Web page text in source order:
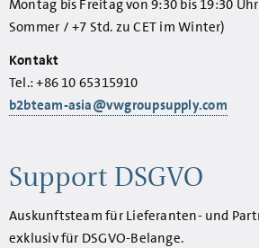
Montag bis Freitag von 9:30 bis 19:30 Uhr
Sommer / +7 Std. zu CET im Winter)
Kontakt
Tel.: +86 10 65315910
b2bteam-asia@vwgroupsupply.com
Support DSGVO
Auskunftsteam für Lieferanten- und
exklusiv für DSGVO-Belange.